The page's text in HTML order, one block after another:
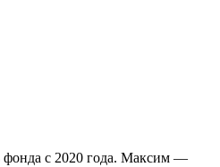
с 2020 года. Максим —